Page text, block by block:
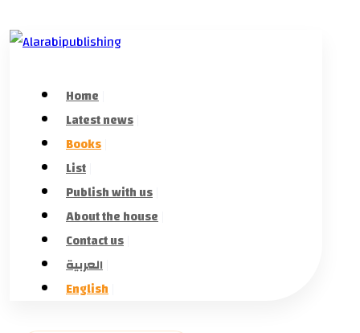
Home
Latest news
Books
List
Publish with us
About the house
Contact us
العربية
English